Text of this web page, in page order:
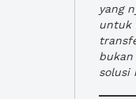
yang
untuk
solusi